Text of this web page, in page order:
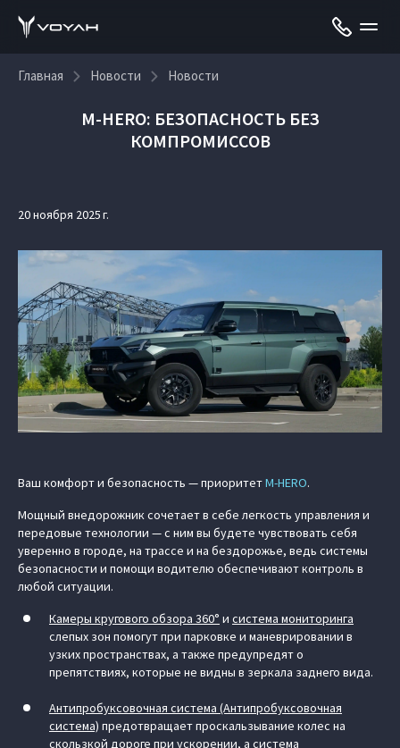
Главная Новости Новости
M‑HERO: БЕЗОПАСНОСТЬ БЕЗ
КОМПРОМИССОВ
20 ноября 2025 г.
Ваш комфорт и безопасность — приоритетM‑HERO.
Мощный внедорожник сочетает в себе легкость управления и
передовые технологии — с ним вы будете чувствовать себя
уверенно в городе, на трассе и на бездорожье, ведь системы
безопасности и помощи водителю обеспечивают контроль в
любой ситуации.
Камеры кругового обзора 360° и система мониторинга
слепых зон помогут при парковке и маневрировании в
узких пространствах, а также предупредят о
препятствиях, которые не видны в зеркала заднего вида.
Антипробуксовочная система (Антипробуксовочная
система) предотвращает проскальзывание колес на
скользкой дороге при ускорении, а система